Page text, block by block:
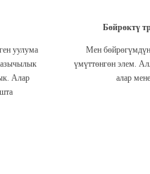
уулума
Алар
Бөйрөктү
Мен
үмүттөнгөн элем.
алар